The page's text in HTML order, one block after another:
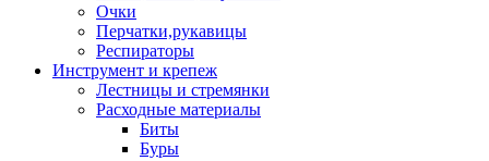
Очки
Перчатки,рукавицы
Респираторы
Инструмент и крепеж
Лестницы и стремянки
Расходные материалы
Биты
Буры